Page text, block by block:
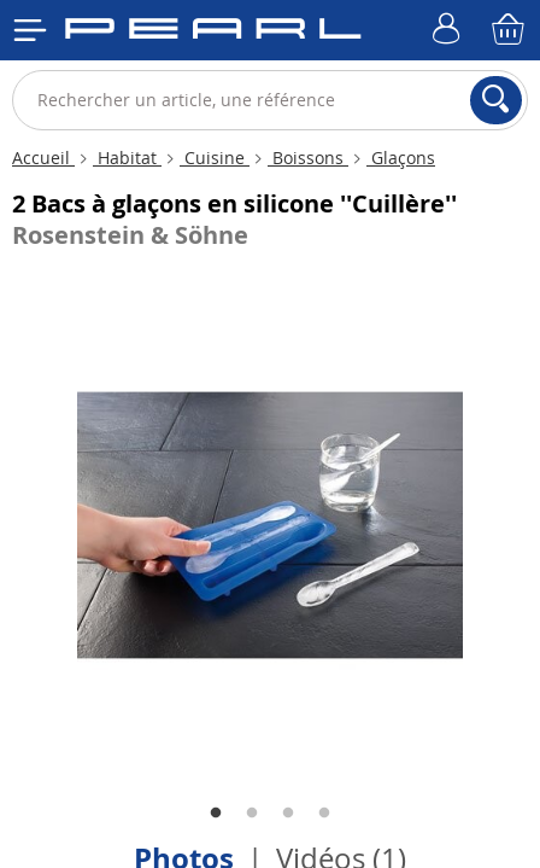
Accueil Habitat Cuisine Boissons Glaçons
2 Bacs à glaçons en silicone ''Cuillère''
Rosenstein & Söhne
Photos Vidéos (1)